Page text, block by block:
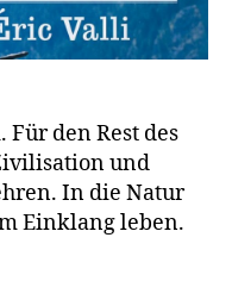
Für den Rest des
und
In die Natur
Einklang leben.